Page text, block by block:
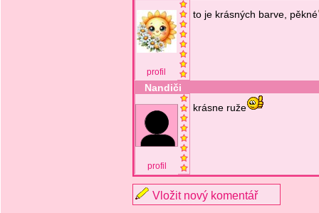
profil
to je krásných barve, pěkné
Nandiči
profil
krásne ruže
Vložit nový komentář